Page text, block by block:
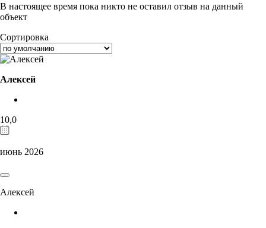
В настоящее время пока никто не оставил отзыв на данный
объект
Сортировка
Алексей
10,0
июнь 2026
Алексей